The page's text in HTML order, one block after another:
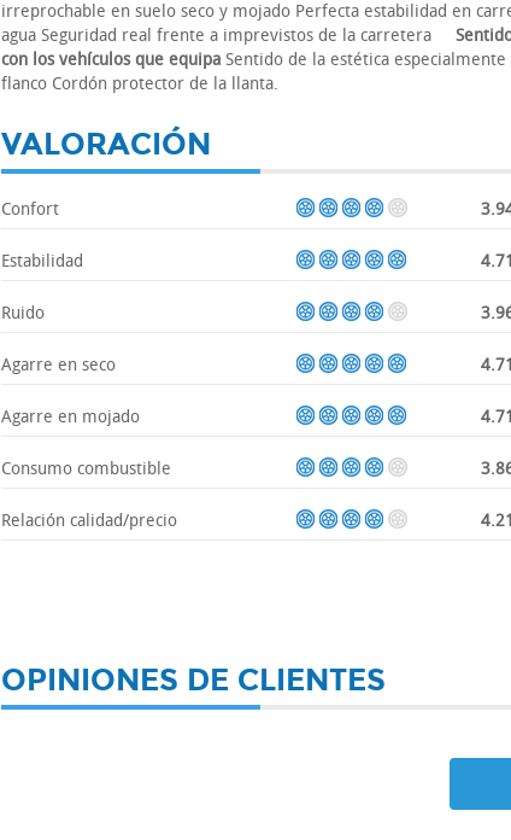
irreprochable en suelo seco y mojado Perfecta estabilidad en
agua Seguridad real frente a imprevistos de la carretera
con los vehículos que equipa Sentido de la estética
flanco Cordón protector de la llanta.
VALORACIÓN
Confort
Estabilidad
Ruido
Agarre en seco
Agarre en mojado
Consumo combustible
Relación calidad/precio
OPINIONES DE CLIENTES